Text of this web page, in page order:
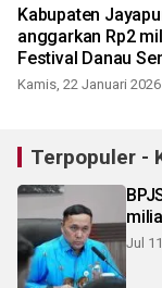
Kabupaten Jayapura
anggarkan Rp2
Festival Danau
Kamis, 22 Januari 2026
Terpopuler -
Jul